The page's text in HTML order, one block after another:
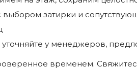
затирки и
у менеджеров,
временем.